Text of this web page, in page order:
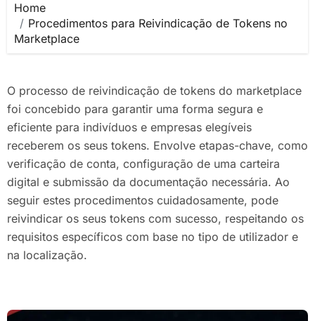
Home
Procedimentos para Reivindicação de Tokens no
Marketplace
O processo de reivindicação de tokens do marketplace
foi concebido para garantir uma forma segura e
eficiente para indivíduos e empresas elegíveis
receberem os seus tokens. Envolve etapas-chave, como
verificação de conta, configuração de uma carteira
digital e submissão da documentação necessária. Ao
seguir estes procedimentos cuidadosamente, pode
reivindicar os seus tokens com sucesso, respeitando os
requisitos específicos com base no tipo de utilizador e
na localização.